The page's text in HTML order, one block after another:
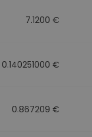
7.1200 €
0.140251000 €
0.867209 €